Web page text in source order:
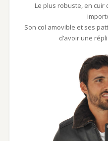
Le plus robuste, en
Son col amovible et ses
d’avoir une